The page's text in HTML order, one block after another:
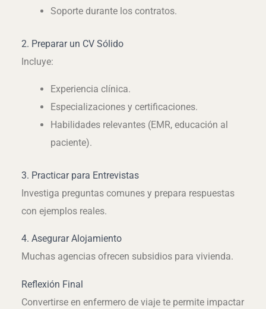
Soporte durante los contratos.
2. Preparar un CV Sólido
Incluye:
Experiencia clínica.
Especializaciones y certificaciones.
Habilidades relevantes (EMR, educación al
paciente).
3. Practicar para Entrevistas
Investiga preguntas comunes y prepara respuestas
con ejemplos reales.
4. Asegurar Alojamiento
Muchas agencias ofrecen subsidios para vivienda.
Reflexión Final
Convertirse en enfermero de viaje te permite impactar